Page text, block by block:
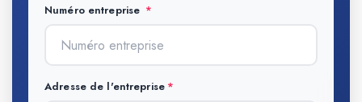
Numéro entreprise
Adresse de l'entreprise